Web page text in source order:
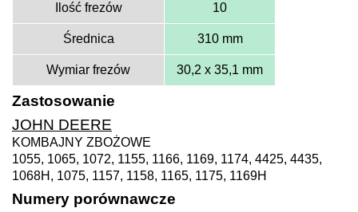
Ilość frezów 10
Średnica 310 mm
Wymiar frezów 30,2 x 35,1 mm
Zastosowanie
JOHN DEERE
KOMBAJNY ZBOŻOWE
1055, 1065, 1072, 1155, 1166, 1169, 1174, 4425, 4435,
1068H, 1075, 1157, 1158, 1165, 1175, 1169H
Numery porównawcze